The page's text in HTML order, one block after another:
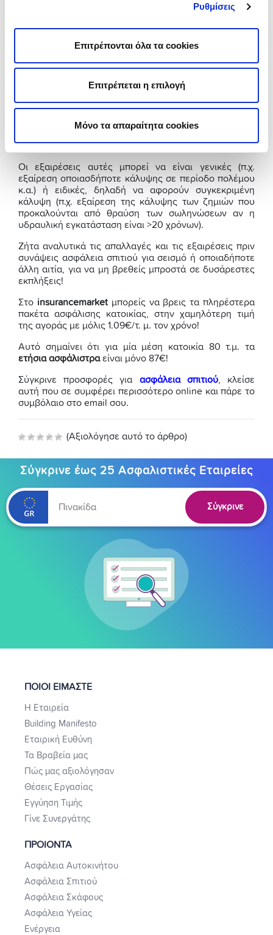
Ρυθμίσεις
Επιτρέπονται όλα τα cookies
Επιτρέπεται η επιλογή
Μόνο τα απαραίτητα cookies
Τι σημαίνει απαλλαγή;
Έστω ότι έχεις πάθει μια ζημιά από πλημμύρα με
εταιρεία έχει απαλλαγή για πλημμύρα, ύψους 10%, τότε
θα αποζημιωθείς για το 90% της ζημιάς, δηλαδή θα
λάβεις 4.500€ αποζημίωση.
τις ασφαλιστικές εταιρείες χωρίς συγκεκριμένο τρόπο.
Οι εξαιρέσεις αυτές μπορεί να είναι γενικές (π.χ.
εξαίρεση οποιασδήποτε κάλυψης σε περίοδο πολέμου
κ.α.) ή ειδικές, δηλαδή να αφορούν συγκεκριμένη
κάλυψη (π.χ. εξαίρεση της κάλυψης των ζημιών που
προκαλούνται από θραύση των σωληνώσεων αν η
υδραυλική εγκατάσταση είναι >20 χρόνων).
Ζήτα αναλυτικά τις απαλλαγές και τις εξαιρέσεις πριν
συνάψεις ασφάλεια σπιτιού για σεισμό ή οποιαδήποτε
άλλη αιτία, για να μη βρεθείς μπροστά σε δυσάρεστες
εκπλήξεις!
Στο insurancemarketμπορείς να βρεις τα πληρέστερα
πακέτα ασφάλισης κατοικίας, στην χαμηλότερη τιμή
της αγοράς με μόλις 1.09€/τ. μ. τον χρόνο!
Αυτό σημαίνει ότι για μία μέση κατοικία 80 τ.μ. τα
ετήσια ασφάλιστραείναι μόνο 87€!
Σύγκρινε προσφορές για ασφάλεια σπιτιού, κλείσε
αυτή που σε συμφέρει περισσότερο online και πάρε το
συμβόλαιο στο email σου.
(Αξιολόγησε αυτό το άρθρο)
Σύγκρινε έως 25 Ασφαλιστικές Εταιρείες
Σύγκρινε
ΠΟΙΟΙ ΕΙΜΑΣΤΕ
Η Εταιρεία
Building Manifesto
Εταιρική Ευθύνη
Τα Βραβεία μας
Πώς μας αξιολόγησαν
Θέσεις Εργασίας
Εγγύηση Τιμής
Γίνε Συνεργάτης
ΠΡΟΙΟΝΤΑ
Ασφάλεια Αυτοκινήτου
Ασφάλεια Σπιτιού
Ασφάλεια Σκάφους
Ασφάλεια Υγείας
Ενέργεια